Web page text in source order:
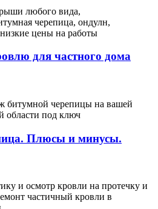
для частного дома
Плюсы и минусы.